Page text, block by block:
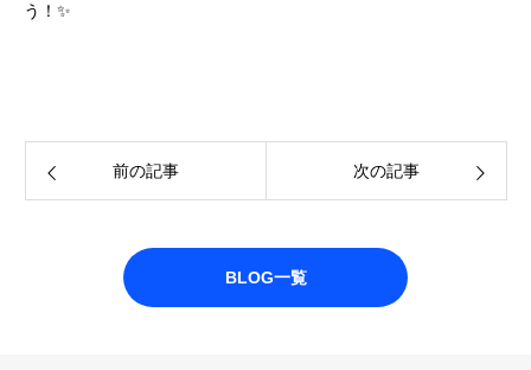
う！✨
前の記事 次の記事
BLOG一覧